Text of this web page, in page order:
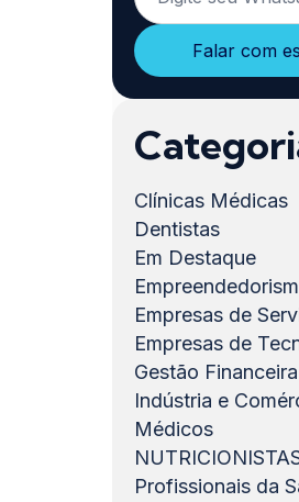
Clínicas Médicas
Dentistas
Em Destaque
Empresas de
Empresas de
Gestão Financeira
Indústria e
Médicos
Profissionais da